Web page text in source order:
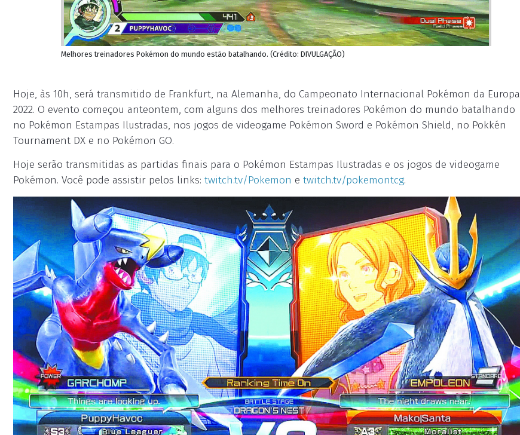
Melhores treinadores Pokémon do mundo estão batalhando. (Crédito: DIVULGAÇÃO)
Hoje, às 10h, será transmitido de Frankfurt, na Alemanha, do Campeonato Internacional Pokémon da Europa
2022. O evento começou anteontem, com alguns dos melhores treinadores Pokémon do mundo batalhando
no Pokémon Estampas Ilustradas, nos jogos de videogame Pokémon Sword e Pokémon Shield, no Pokkén
Tournament DX e no Pokémon GO.
Hoje serão transmitidas as partidas finais para o Pokémon Estampas Ilustradas e os jogos de videogame
Pokémon. Você pode assistir pelos links: twitch.tv/Pokemon e twitch.tv/pokemontcg.